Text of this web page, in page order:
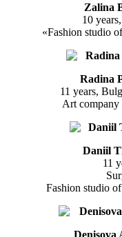
Zalina
10
«Fashion studio
Radina
11 years,
Art company
Daniil
11
Fashion studio
Denisova